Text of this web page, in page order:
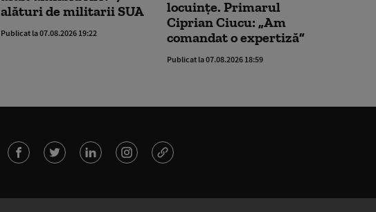
alături de militarii SUA
Publicat la 07.08.2026 19:22
locuințe. Primarul
Ciprian Ciucu: „Am
comandat o expertiză”
Publicat la 07.08.2026 18:59